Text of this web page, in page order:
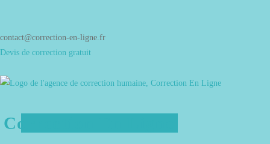
contenu
contact@correction-en-ligne.fr
Devis de correction gratuit
Correction En Ligne